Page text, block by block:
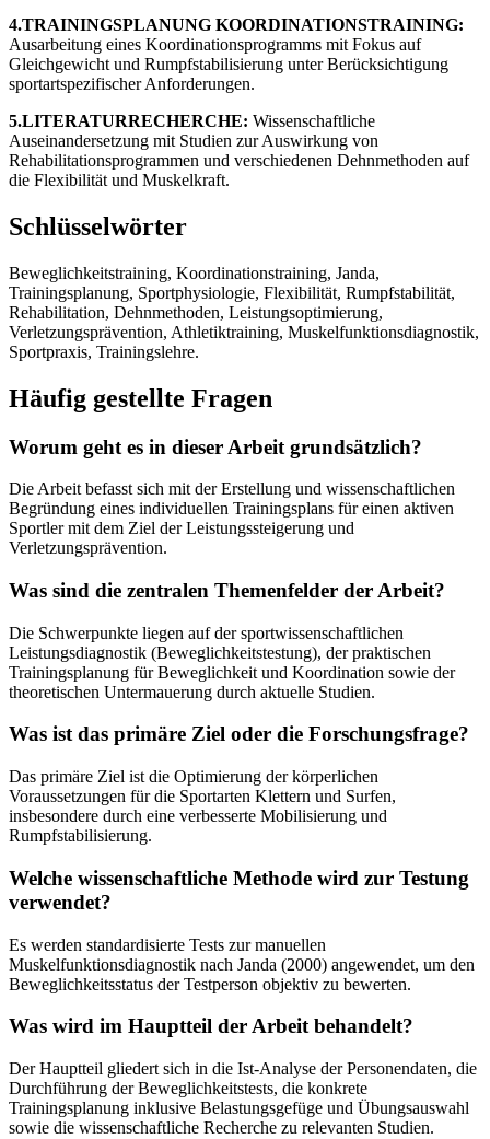
4.TRAININGSPLANUNG KOORDINATIONSTRAINING:
Ausarbeitung eines Koordinationsprogramms mit Fokus auf
Gleichgewicht und Rumpfstabilisierung unter Berücksichtigung
sportartspezifischer Anforderungen.
5.LITERATURRECHERCHE: Wissenschaftliche
Auseinandersetzung mit Studien zur Auswirkung von
Rehabilitationsprogrammen und verschiedenen Dehnmethoden auf
die Flexibilität und Muskelkraft.
Schlüsselwörter
Beweglichkeitstraining, Koordinationstraining, Janda,
Trainingsplanung, Sportphysiologie, Flexibilität, Rumpfstabilität,
Rehabilitation, Dehnmethoden, Leistungsoptimierung,
Verletzungsprävention, Athletiktraining, Muskelfunktionsdiagnostik,
Sportpraxis, Trainingslehre.
Häufig gestellte Fragen
Worum geht es in dieser Arbeit grundsätzlich?
Die Arbeit befasst sich mit der Erstellung und wissenschaftlichen
Begründung eines individuellen Trainingsplans für einen aktiven
Sportler mit dem Ziel der Leistungssteigerung und
Verletzungsprävention.
Was sind die zentralen Themenfelder der Arbeit?
Die Schwerpunkte liegen auf der sportwissenschaftlichen
Leistungsdiagnostik (Beweglichkeitstestung), der praktischen
Trainingsplanung für Beweglichkeit und Koordination sowie der
theoretischen Untermauerung durch aktuelle Studien.
Was ist das primäre Ziel oder die Forschungsfrage?
Das primäre Ziel ist die Optimierung der körperlichen
Voraussetzungen für die Sportarten Klettern und Surfen,
insbesondere durch eine verbesserte Mobilisierung und
Rumpfstabilisierung.
Welche wissenschaftliche Methode wird zur Testung
verwendet?
Es werden standardisierte Tests zur manuellen
Muskelfunktionsdiagnostik nach Janda (2000) angewendet, um den
Beweglichkeitsstatus der Testperson objektiv zu bewerten.
Was wird im Hauptteil der Arbeit behandelt?
Der Hauptteil gliedert sich in die Ist-Analyse der Personendaten, die
Durchführung der Beweglichkeitstests, die konkrete
Trainingsplanung inklusive Belastungsgefüge und Übungsauswahl
sowie die wissenschaftliche Recherche zu relevanten Studien.